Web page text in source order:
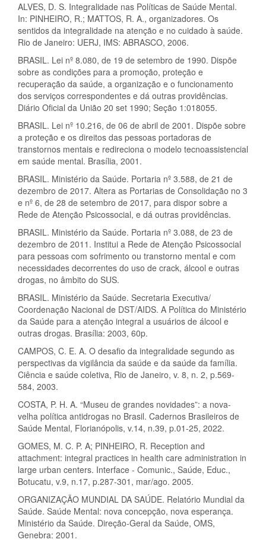
ALVES, D. S. Integralidade nas Políticas de Saúde Mental.
In: PINHEIRO, R.; MATTOS, R. A., organizadores. Os
sentidos da integralidade na atenção e no cuidado à saúde.
Rio de Janeiro: UERJ, IMS: ABRASCO, 2006.
BRASIL. Lei nº 8.080, de 19 de setembro de 1990. Dispõe
sobre as condições para a promoção, proteção e
recuperação da saúde, a organização e o funcionamento
dos serviços correspondentes e dá outras providências.
Diário Oficial da União 20 set 1990; Seção 1:018055.
BRASIL. Lei nº 10.216, de 06 de abril de 2001. Dispõe sobre
a proteção e os direitos das pessoas portadoras de
transtornos mentais e redireciona o modelo tecnoassistencial
em saúde mental. Brasília, 2001.
BRASIL. Ministério da Saúde. Portaria nº 3.588, de 21 de
dezembro de 2017. Altera as Portarias de Consolidação no 3
e nº 6, de 28 de setembro de 2017, para dispor sobre a
Rede de Atenção Psicossocial, e dá outras providências.
BRASIL. Ministério da Saúde. Portaria nº 3.088, de 23 de
dezembro de 2011. Institui a Rede de Atenção Psicossocial
para pessoas com sofrimento ou transtorno mental e com
necessidades decorrentes do uso de crack, álcool e outras
drogas, no âmbito do SUS.
BRASIL. Ministério da Saúde. Secretaria Executiva/
Coordenação Nacional de DST/AIDS. A Política do Ministério
da Saúde para a atenção integral a usuários de álcool e
outras drogas. Brasília: 2003, 60p.
CAMPOS, C. E. A. O desafio da integralidade segundo as
perspectivas da vigilância da saúde e da saúde da família.
Ciência e saúde coletiva, Rio de Janeiro, v. 8, n. 2, p.569-
584, 2003.
COSTA, P. H. A. “Museu de grandes novidades”: a nova-
velha política antidrogas no Brasil. Cadernos Brasileiros de
Saúde Mental, Florianópolis, v.14, n.39, p.01-25, 2022.
GOMES, M. C. P. A; PINHEIRO, R. Reception and
attachment: integral practices in health care administration in
large urban centers. Interface - Comunic., Saúde, Educ.,
Botucatu, v.9, n.17, p.287-301, mar/ago. 2005.
ORGANIZAÇÃO MUNDIAL DA SAÚDE. Relatório Mundial da
Saúde. Saúde Mental: nova concepção, nova esperança.
Ministério da Saúde. Direção-Geral da Saúde, OMS,
Genebra: 2001.